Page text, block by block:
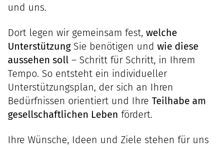
und uns.
Dort legen wir gemeinsam fest, welche
UnterstützungSie benötigen und wie diese
aussehen soll – Schritt für Schritt, in Ihrem
Tempo. So entsteht ein individueller
Unterstützungsplan, der sich an Ihren
Bedürfnissen orientiert und Ihre Teilhabe am
gesellschaftlichen Leben fördert.
Ihre Wünsche, Ideen und Ziele stehen für uns